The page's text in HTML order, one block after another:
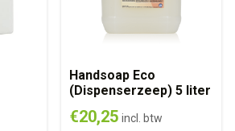
Handsoap Eco
(Dispenserzeep) 5 liter
€20,25 incl. btw